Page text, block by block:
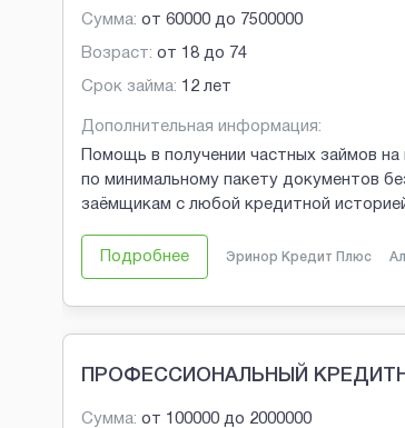
Сумма: от 60000 до 7500000
Возраст: от 18 до 74
Срок займа: 12 лет
Дополнительная информация:
Помощь в получении частных займов
по минимальному пакету документов
заёмщикам с любой кредитной
Подробнее Эринор Кредит Плюс
ПРОФЕССИОНАЛЬНЫЙ
Сумма: от 100000 до 2000000